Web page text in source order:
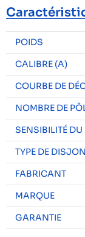
POIDS
CALIBRE (A)
COURBE DE
NOMBRE DE
SENSIBILITÉ DU
TYPE DE
FABRICANT
MARQUE
GARANTIE